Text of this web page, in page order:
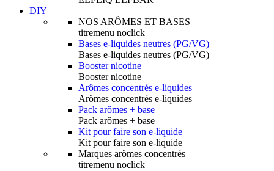
DIY
NOS ARÔMES ET BASES
titremenu noclick
Bases e-liquides neutres (PG/VG)
Bases e-liquides neutres (PG/VG)
Booster nicotine
Booster nicotine
Arômes concentrés e-liquides
Arômes concentrés e-liquides
Pack arômes + base
Pack arômes + base
Kit pour faire son e-liquide
Kit pour faire son e-liquide
Marques arômes concentrés
titremenu noclick